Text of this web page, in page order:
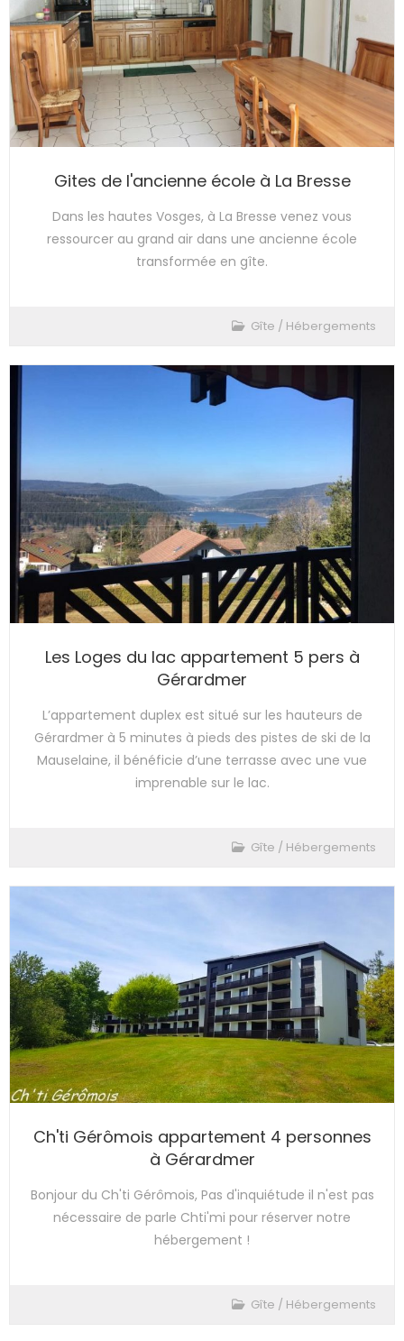
Gites de l'ancienne école à La Bresse
Dans les hautes Vosges, à La Bresse venez vous
ressourcer au grand air dans une ancienne école
transformée en gîte.
Gîte / Hébergements
Les Loges du lac appartement 5 pers à
Gérardmer
L’appartement duplex est situé sur les hauteurs de
Gérardmer à 5 minutes à pieds des pistes de ski de la
Mauselaine, il bénéficie d’une terrasse avec une vue
imprenable sur le lac.
Gîte / Hébergements
Ch'ti Gérômois appartement 4 personnes
à Gérardmer
Bonjour du Ch'ti Gérômois, Pas d'inquiétude il n'est pas
nécessaire de parle Chti'mi pour réserver notre
hébergement !
Gîte / Hébergements